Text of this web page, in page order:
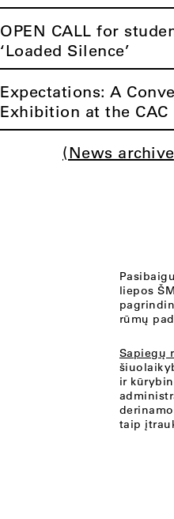
OPEN CALL for
‘Loaded Silence’
Expectations: A
Exhibition at the CAC
(News
liepos
rūmų
Sapiegų
ir
taip